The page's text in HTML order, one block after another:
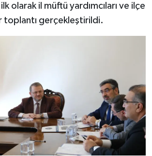
olarak il müftü yardımcıları ve ilçe
toplantı gerçekleştirildi.
Müftülüğü